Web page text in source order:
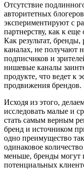
Отсутствие
авторитетных
экспериментируют с
партнерству, как к
Как результат,
каналах, не получают
подписчиков и
нишевые каналы
продукте, что ведет к
продвижения брендов.
Исходя из этого,
исследовать малые и
стать самым верным
бренд и источником
одно преимущество
одинаковое
меньше, бренды могут
потенциальных